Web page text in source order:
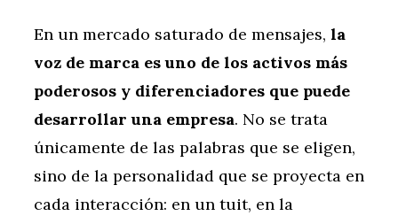
En un mercado saturado de mensajes, la
voz de marca es uno de los activos más
poderosos y diferenciadores que puede
desarrollar una empresa. No se trata
únicamente de las palabras que se eligen,
sino de la personalidad que se proyecta en
cada interacción: en un tuit, en la